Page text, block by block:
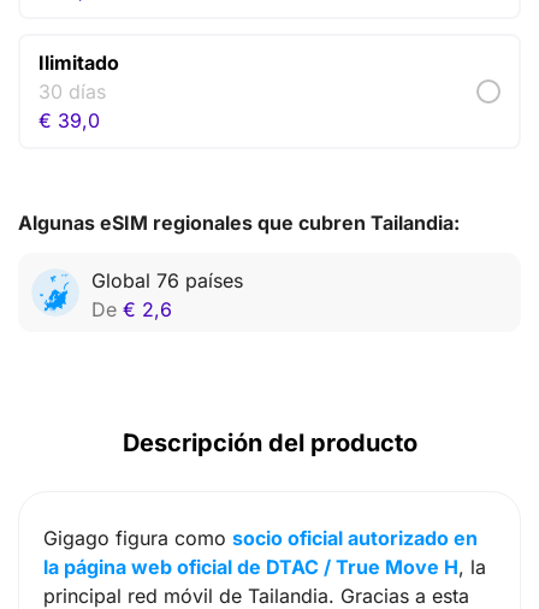
Ilimitado
30 días
€ 39,0
Algunas eSIM regionales que cubren Tailandia:
Global 76 países
De € 2,6
Descripción del producto
Gigago figura como socio oficial autorizado en
la página web oficial de DTAC / True Move H, la
principal red móvil de Tailandia. Gracias a esta